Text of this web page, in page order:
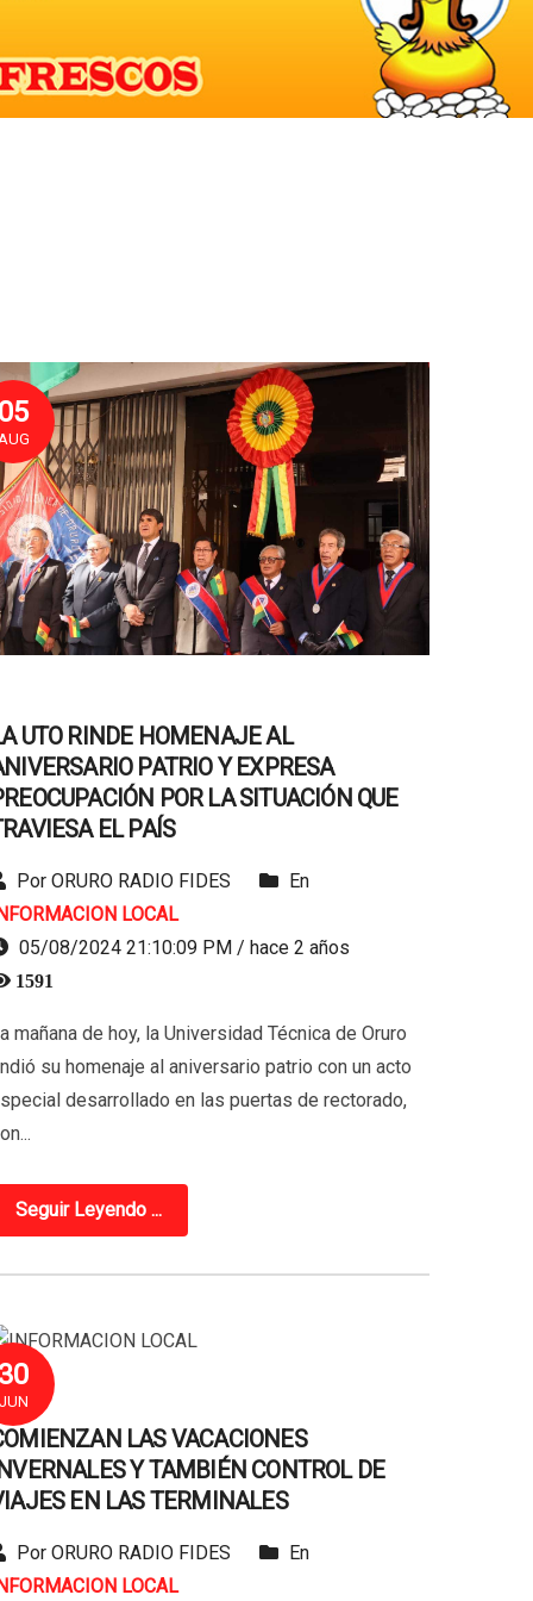
UTO RINDE HOMENAJE AL
PATRIO Y EXPRESA
POR LA SITUACIÓN QUE
EL PAÍS
Por ORURO RADIO FIDES
En
LOCAL
05/08/2024 21:10:09 PM / hace 2 años
1591
mañana de hoy, la Universidad Técnica de Oruro
su homenaje al aniversario patrio con un acto
desarrollado en las puertas de rectorado,
Seguir Leyendo ...
LAS VACACIONES
Y TAMBIÉN CONTROL DE
EN LAS TERMINALES
Por ORURO RADIO FIDES
En
LOCAL